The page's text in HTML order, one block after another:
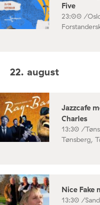
Five
23:00 /
22. august
Jazzcafe
Charles
13:30 /
Tønsberg,
Nice Fake
13:30 /